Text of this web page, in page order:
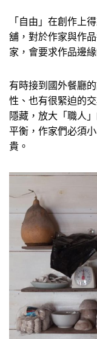
「自由」在創作上
舖，對於作家與作
家，會要求作品邊
有時接到國外餐廳
性、也有很緊迫的
隱藏，放大「職人
平衡，作家們必須
貴。